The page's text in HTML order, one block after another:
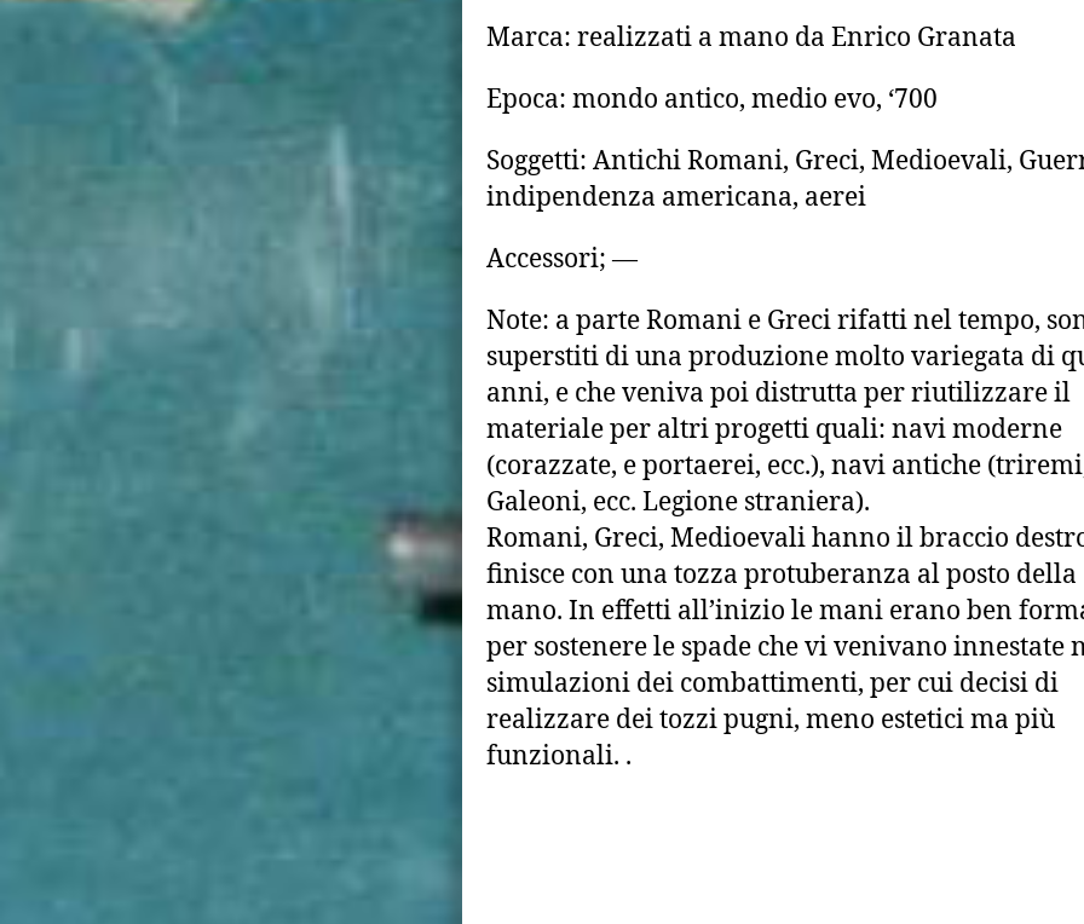
Marca: realizzati a mano da Enrico Granata
Epoca: mondo antico, medio evo, ‘700
Soggetti: Antichi Romani, Greci, Medioevali,
indipendenza americana, aerei
Accessori; —
Note: a parte Romani e Greci rifatti nel tempo,
superstiti di una produzione molto variegata di
anni, e che veniva poi distrutta per riutilizzare il
materiale per altri progetti quali: navi moderne
(corazzate, e portaerei, ecc.), navi antiche
Galeoni, ecc. Legione straniera).
Romani, Greci, Medioevali hanno il braccio
finisce con una tozza protuberanza al posto della
mano. In effetti all’inizio le mani erano ben
per sostenere le spade che vi venivano innestate
simulazioni dei combattimenti, per cui decisi di
realizzare dei tozzi pugni, meno estetici ma più
funzionali. .